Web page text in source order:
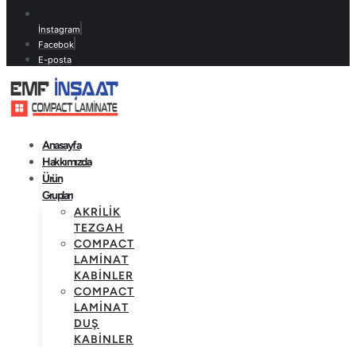
İnstagram
Facebok
E-posta
Anasayfa
Hakkımızda
Ürün
Grupları
AKRILIK
TEZGAH
COMPACT
LAMINAT
KABINLER
COMPACT
LAMINAT
DUŞ
KABINLER